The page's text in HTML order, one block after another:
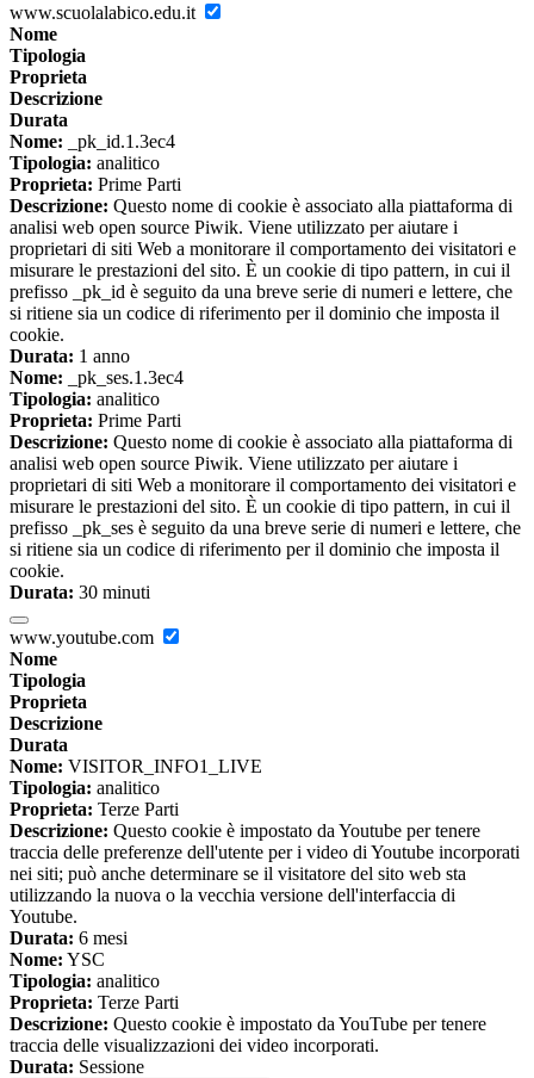
www.scuolalabico.edu.it
Nome
Tipologia
Proprieta
Descrizione
Durata
Nome: _pk_id.1.3ec4
Tipologia: analitico
Proprieta: Prime Parti
Descrizione: Questo nome di cookie è associato alla piattaforma di
analisi web open source Piwik. Viene utilizzato per aiutare i
proprietari di siti Web a monitorare il comportamento dei visitatori e
misurare le prestazioni del sito. È un cookie di tipo pattern, in cui il
prefisso _pk_id è seguito da una breve serie di numeri e lettere, che
si ritiene sia un codice di riferimento per il dominio che imposta il
cookie.
Durata: 1 anno
Nome: _pk_ses.1.3ec4
Tipologia: analitico
Proprieta: Prime Parti
Descrizione: Questo nome di cookie è associato alla piattaforma di
analisi web open source Piwik. Viene utilizzato per aiutare i
proprietari di siti Web a monitorare il comportamento dei visitatori e
misurare le prestazioni del sito. È un cookie di tipo pattern, in cui il
prefisso _pk_ses è seguito da una breve serie di numeri e lettere, che
si ritiene sia un codice di riferimento per il dominio che imposta il
cookie.
Durata: 30 minuti
www.youtube.com
Nome
Tipologia
Proprieta
Descrizione
Durata
Nome: VISITOR_INFO1_LIVE
Tipologia: analitico
Proprieta: Terze Parti
Descrizione: Questo cookie è impostato da Youtube per tenere
traccia delle preferenze dell'utente per i video di Youtube incorporati
nei siti; può anche determinare se il visitatore del sito web sta
utilizzando la nuova o la vecchia versione dell'interfaccia di
Youtube.
Durata: 6 mesi
Nome: YSC
Tipologia: analitico
Proprieta: Terze Parti
Descrizione: Questo cookie è impostato da YouTube per tenere
traccia delle visualizzazioni dei video incorporati.
Durata: Sessione